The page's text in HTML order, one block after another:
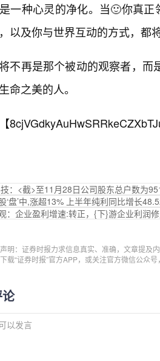
一种心灵的净化。当🙂你真
以及你与世界互动的方式，都
不再是那个被动的观察者，而
命之美的人。
：<截>至11月28日公司股东总户数为
‘盘’中,涨超13% 上半年纯利同比增长
：企业盈利增速:转正，{下}游企业利润
声明：证券时报力求信息真实、准确，文章提及
下载“证券时报”官方APP，或关注官方微信公众
以发言